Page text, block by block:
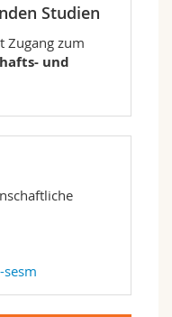
Studien
Zugang zum
und